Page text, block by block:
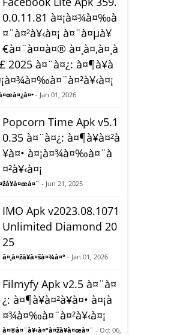
0.0.11.81 à¤¡à¤¾à¤‰à
¤¨à¤²à¥‹à¤¡ à¤¨à¤µà¥
€à¤¨à¤¤à¤® à¤¸à¤‚à¤¸à
2025 à¤¨à¤¿: à¤¶à¥à
- Jan 01, 2026
Popcorn Time Apk v5.1
0.35 à¤¨à¤¿: à¤¶à¥à¤²à
¥à¤• à¤¡à¤¾à¤‰à¤¨à
¤²à¥‹à¤¡
- Jun 21, 2025
IMO Apk v2023.08.1071
Unlimited Diamond 20
25
à¤¸à¤žà¥à¤šà¤¾à¤° - Jan 01, 2026
Filmyfy Apk v2.5 à¤¨à¤
¿: à¤¶à¥à¤²à¥à¤• à¤¡à
¤¾à¤‰à¤¨à¤²à¥‹à¤¡
à¤®à¤¨à¥‹à¤°à¤žà¥à¤œà¤¨ - Oct 06,